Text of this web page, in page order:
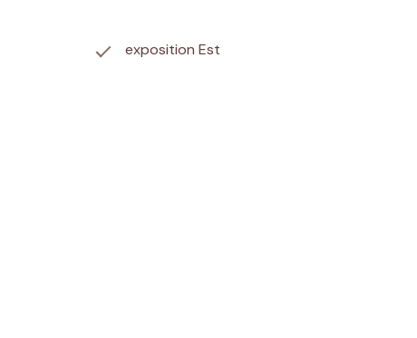
exposition Est